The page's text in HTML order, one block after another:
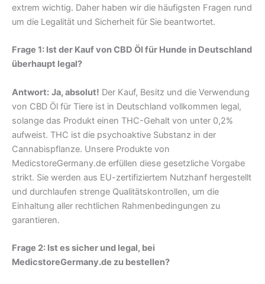
extrem wichtig. Daher haben wir die häufigsten Fragen rund
um die Legalität und Sicherheit für Sie beantwortet.
Frage 1: Ist der Kauf von CBD Öl für Hunde in Deutschland
überhaupt legal?
Antwort: Ja, absolut! Der Kauf, Besitz und die Verwendung
von CBD Öl für Tiere ist in Deutschland vollkommen legal,
solange das Produkt einen THC-Gehalt von unter 0,2%
aufweist. THC ist die psychoaktive Substanz in der
Cannabispflanze. Unsere Produkte von
MedicstoreGermany.de erfüllen diese gesetzliche Vorgabe
strikt. Sie werden aus EU-zertifiziertem Nutzhanf hergestellt
und durchlaufen strenge Qualitätskontrollen, um die
Einhaltung aller rechtlichen Rahmenbedingungen zu
garantieren.
Frage 2: Ist es sicher und legal, bei
MedicstoreGermany.de zu bestellen?